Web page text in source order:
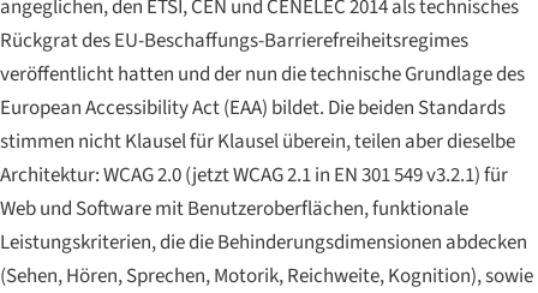
angeglichen, den ETSI, CEN und CENELEC 2014 als technisches
Rückgrat des EU-Beschaffungs-Barrierefreiheitsregimes
veröffentlicht hatten und der nun die technische Grundlage des
European Accessibility Act (EAA) bildet. Die beiden Standards
stimmen nicht Klausel für Klausel überein, teilen aber dieselbe
Architektur: WCAG 2.0 (jetzt WCAG 2.1 in EN 301 549 v3.2.1) für
Web und Software mit Benutzeroberflächen, funktionale
Leistungskriterien, die die Behinderungsdimensionen abdecken
(Sehen, Hören, Sprechen, Motorik, Reichweite, Kognition), sowie